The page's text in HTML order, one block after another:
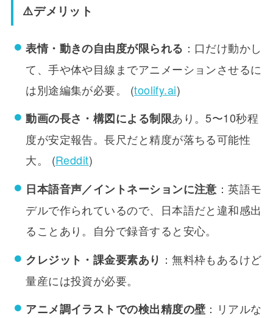
⚠️デメリット
表情・動きの自由度が限られる ：口だけ動かし
て、手や体や目線までアニメーションさせるに
は別途編集が必要。 (toolify.ai)
動画の長さ・構図による制限あり。5〜10秒程
度が安定報告。長尺だと精度が落ちる可能性
大。 (Reddit)
日本語音声／イントネーションに注意 ：英語モ
デルで作られているので、日本語だと違和感出
ることあり。自分で録音すると安心。
クレジット・課金要素あり ：無料枠もあるけど
量産には投資が必要。
アニメ調イラストでの検出精度の壁 ：リアルな